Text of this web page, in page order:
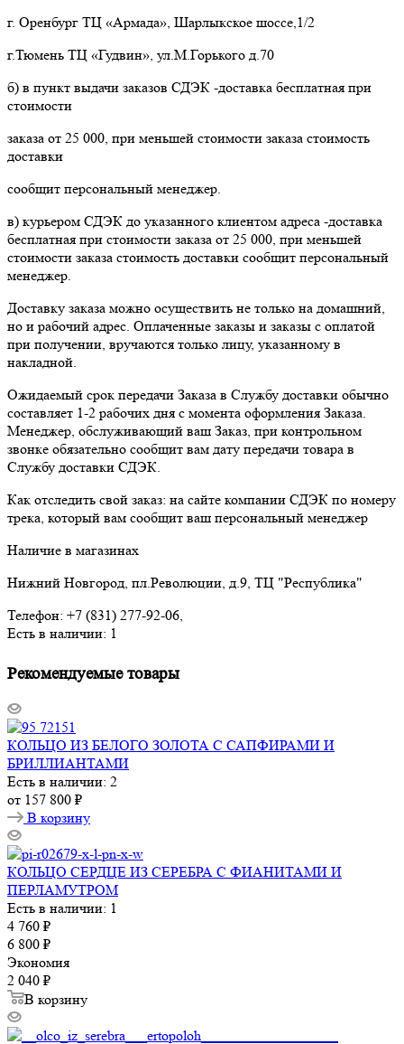
г. Оренбург ТЦ «Армада», Шарлыкское шоссе,1/2
г.Тюмень ТЦ «Гудвин», ул.М.Горького д.70
б) в пункт выдачи заказов СДЭК -доставка бесплатная при
стоимости
заказа от 25 000, при меньшей стоимости заказа стоимость
доставки
сообщит персональный менеджер.
в) курьером СДЭК до указанного клиентом адреса -доставка
бесплатная при стоимости заказа от 25 000, при меньшей
стоимости заказа стоимость доставки сообщит персональный
менеджер.
Доставку заказа можно осуществить не только на домашний,
но и рабочий адрес. Оплаченные заказы и заказы с оплатой
при получении, вручаются только лицу, указанному в
накладной.
Ожидаемый срок передачи Заказа в Службу доставки обычно
составляет 1-2 рабочих дня с момента оформления Заказа.
Менеджер, обслуживающий ваш Заказ, при контрольном
звонке обязательно сообщит вам дату передачи товара в
Службу доставки СДЭК.
Как отследить свой заказ: на сайте компании СДЭК по номеру
трека, который вам сообщит ваш персональный менеджер
Наличие в магазинах
Нижний Новгород, пл.Революции, д.9, ТЦ "Республика"
Телефон: +7 (831) 277-92-06,
Есть в наличии: 1
Рекомендуемые товары
КОЛЬЦО ИЗ БЕЛОГО ЗОЛОТА С САПФИРАМИ И
БРИЛЛИАНТАМИ
Есть в наличии: 2
от 157 800 ₽
В корзину
КОЛЬЦО СЕРДЦЕ ИЗ СЕРЕБРА С ФИАНИТАМИ И
ПЕРЛАМУТРОМ
Есть в наличии: 1
4 760 ₽
6 800 ₽
Экономия
2 040 ₽
В корзину